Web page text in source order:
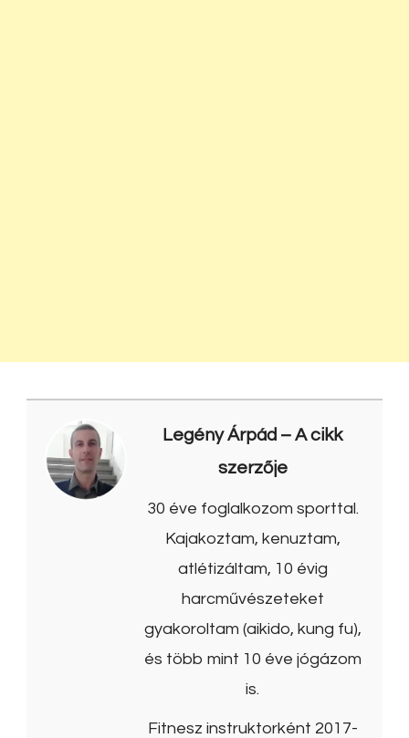
Legény Árpád – A cikk
szerzője
30 éve foglalkozom sporttal.
Kajakoztam, kenuztam,
atlétizáltam, 10 évig
harcművészeteket
gyakoroltam (aikido, kung fu),
és több mint 10 éve jógázom
is.
Fitnesz instruktorként 2017-